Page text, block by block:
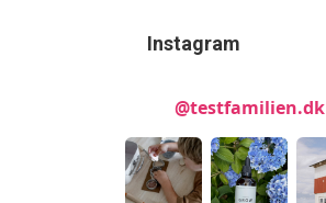
Instagram
@testfamilien.dk